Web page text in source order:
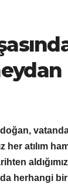
her atılım
herhangi